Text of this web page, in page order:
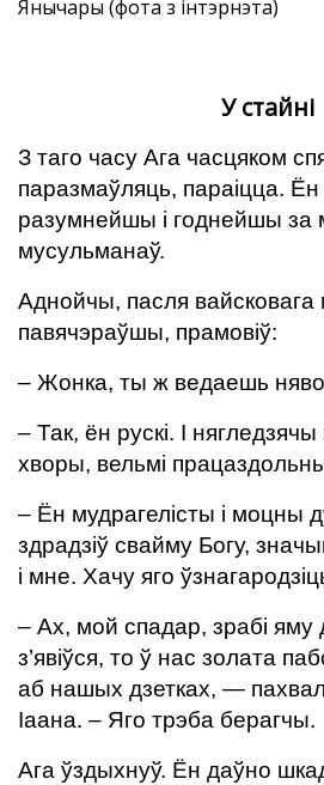
Янычары (фота з інтэрнэта)
У стайні
З таго часу Ага часцяком
паразмаўляць, параіцца.
разумнейшы і годнейшы за
мусульманаў.
Аднойчы, пасля вайсковага
павячэраўшы, прамовіў:
– Жонка, ты ж ведаешь
– Так, ён рускі. І
хворы, вельмі
– Ён мудрагелісты і моцны
здрадзіў свайму Богу,
і мне. Хачу яго
– Ах, мой спадар, зрабі яму
з’явіўся, то ў нас золата
аб нашых дзетках, —
Іаана. – Яго трэба берагчы.
Ага ўздыхнуў. Ён даўно